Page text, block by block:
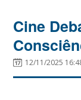
Cine
12/11/2025